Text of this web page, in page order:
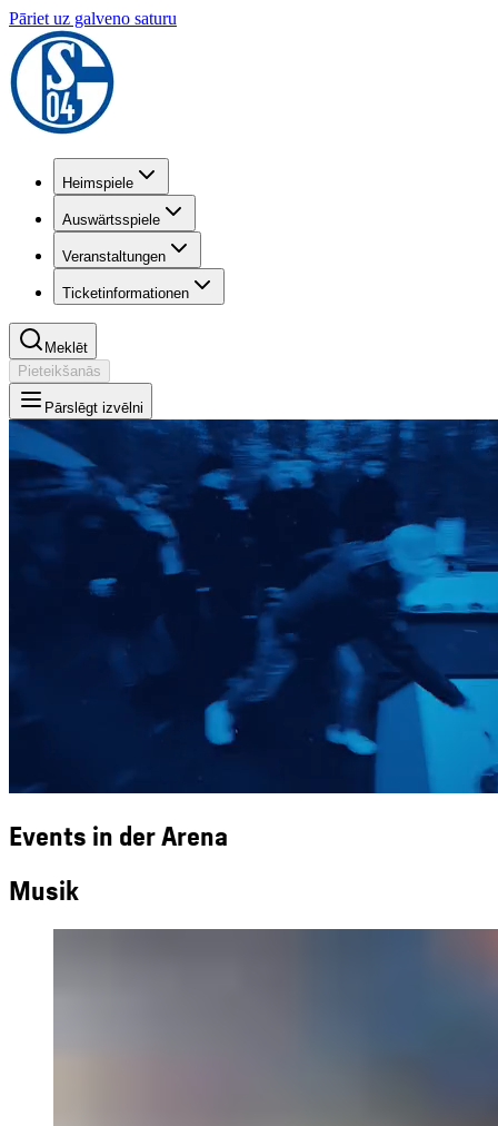
Pāriet uz galveno saturu
Heimspiele
Auswärtsspiele
Veranstaltungen
Ticketinformationen
Meklēt
Pieteikšanās
Pārslēgt izvēlni
Events in der Arena
Musik